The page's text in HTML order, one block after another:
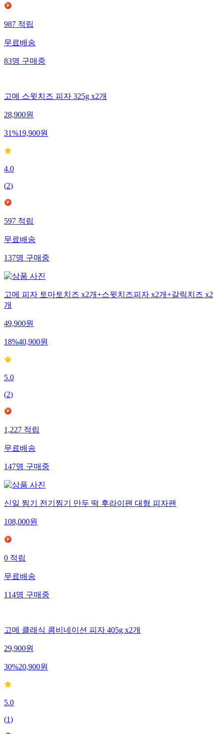
987적립
무료배송
83명구매중
고메 스윗치즈 피자 325g x2개
28,900원
31%19,900원
4.0
(2)
597적립
무료배송
137명구매중
고메 피자 토마토치즈 x2개+스윗치즈피자 x2개+갈릭치즈 x2
개
49,900원
18%40,900원
5.0
(2)
1,227적립
무료배송
147명구매중
신일 찜기 전기찜기 만두 떡 후라이팬 대형 피자팬
108,000원
0적립
무료배송
114명구매중
고메 클래식 콤비네이션 피자 405g x2개
29,900원
30%20,900원
5.0
(1)